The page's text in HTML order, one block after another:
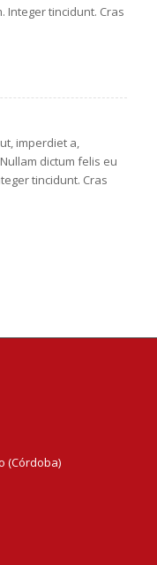
Integer tincidunt. Cras
imperdiet a,
dictum felis eu
tincidunt. Cras
(Córdoba)